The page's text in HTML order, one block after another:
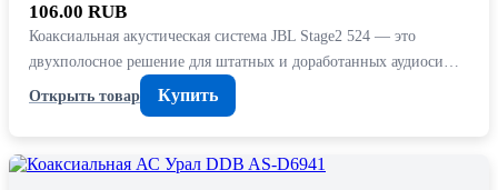
106.00 RUB
Коаксиальная акустическая система JBL Stage2 524 — это
двухполосное решение для штатных и доработанных аудиоси…
Открыть товар
Купить